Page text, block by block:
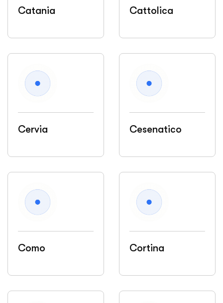
Catania Cattolica
Cervia Cesenatico
Como Cortina